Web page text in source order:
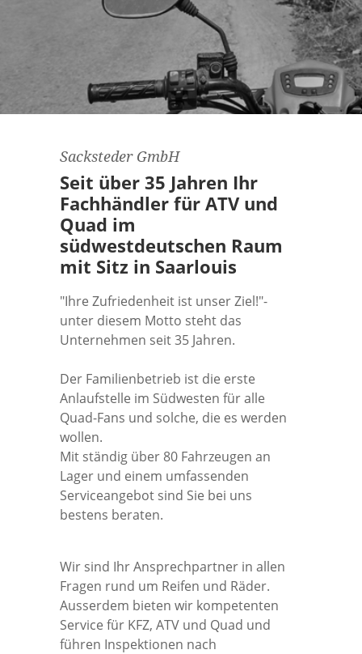
Biggie
Sacksteder GmbH
Seit über 35 Jahren Ihr
Fachhändler für ATV und
Quad im
südwestdeutschen Raum
mit Sitz in Saarlouis
"Ihre Zufriedenheit ist unser Ziel!"-
unter diesem Motto steht das
Unternehmen seit 35 Jahren.
Der Familienbetrieb ist die erste
Anlaufstelle im Südwesten für alle
Quad-Fans und solche, die es werden
wollen.
Mit ständig über 80 Fahrzeugen an
Lager und einem umfassenden
Serviceangebot sind Sie bei uns
bestens beraten.
Wir sind Ihr Ansprechpartner in allen
Fragen rund um Reifen und Räder.
Ausserdem bieten wir kompetenten
Service für KFZ, ATV und Quad und
führen Inspektionen nach